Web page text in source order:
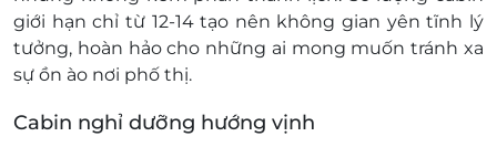
giới hạn chỉ từ 12-14 tạo nên không gian yên tĩnh lý
tưởng, hoàn hảo cho những ai mong muốn tránh xa
sự ồn ào nơi phố thị.
Cabin nghỉ dưỡng hướng vịnh